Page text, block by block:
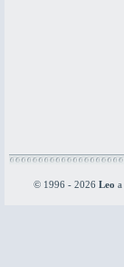
© 1996 - 2026 Leo a